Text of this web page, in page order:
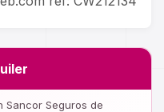
Sancor Seguros de